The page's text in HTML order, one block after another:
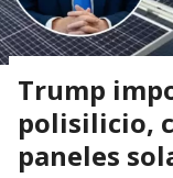
Trump
polisilicio,
paneles